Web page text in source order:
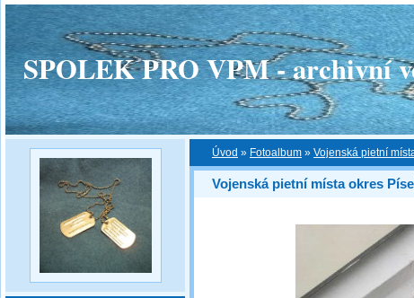
SPOLEK PRO VPM - archivní
Úvod » Fotoalbum » Vojenská pietní
Vojenská pietní místa okres